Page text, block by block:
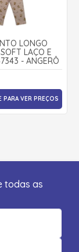
LONGO
LAÇO E
- ANGERÔ
PARA VER PREÇOS
todas as